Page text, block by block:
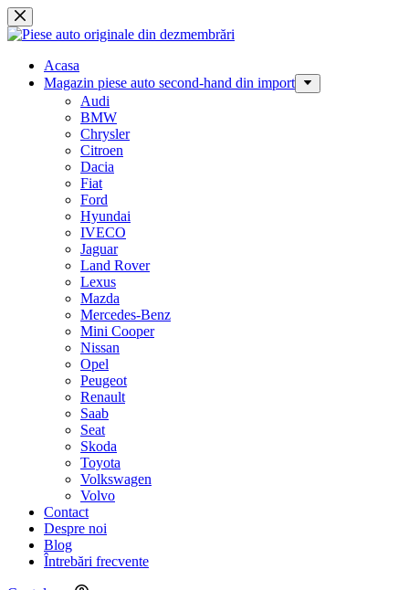
Sari
la
Acasa
Magazin piese auto second-hand din import
Audi
BMW
Chrysler
Citroen
Dacia
Fiat
Ford
Hyundai
IVECO
Jaguar
Land Rover
Lexus
Mazda
Mercedes-Benz
Mini Cooper
Nissan
Opel
Peugeot
Renault
Saab
Seat
Skoda
Toyota
Volkswagen
Volvo
Contact
Despre noi
Blog
Întrebări frecvente